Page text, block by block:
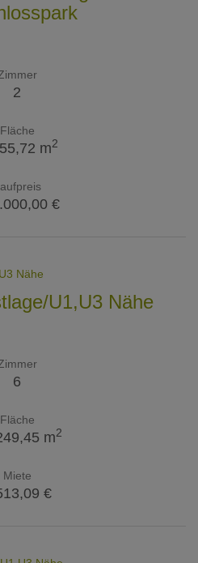
2
Fläche
m2
€
U1,U3 Nähe
6
Fläche
m2
Miete
€